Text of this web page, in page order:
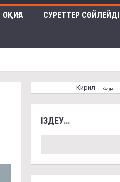
ОҚИҒА СУРЕТТЕР СӨЙЛЕЙДІ
Кирил توتە
ІЗДЕУ…